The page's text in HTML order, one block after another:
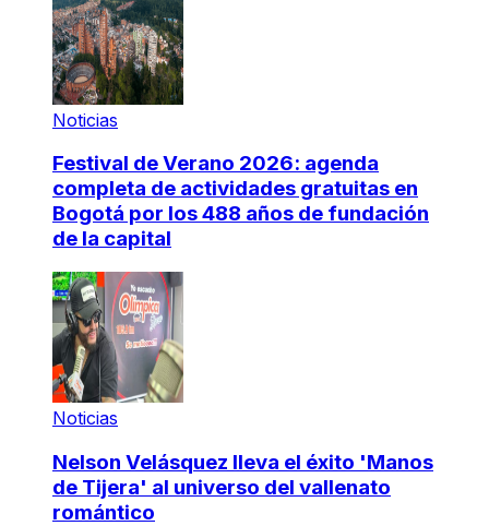
Noticias
Festival de Verano 2026: agenda
completa de actividades gratuitas en
Bogotá por los 488 años de fundación
de la capital
Noticias
Nelson Velásquez lleva el éxito 'Manos
de Tijera' al universo del vallenato
romántico